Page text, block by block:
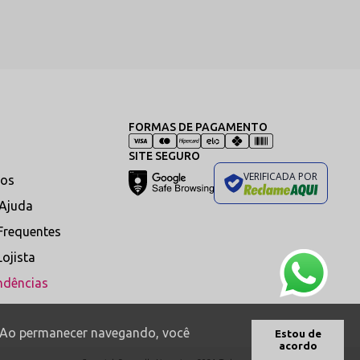
com recortes e transparências
de sedução.
à sombra. Guarde o
FORMAS DE PAGAMENTO
SITE SEGURO
VERIFICADA POR
permanecer navegando, você
Estou de
acordo